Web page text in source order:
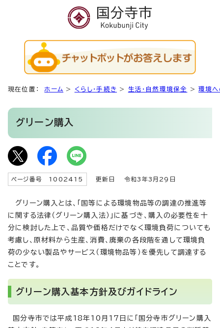
現在位置： ホーム > くらし・手続き > 生活・自然環境保全 >環境
グリーン購入
ページ番号 1002415 更新日 令和3年3月29日
グリーン購入とは、「国等による環境物品等の調達の推進等
に関する法律（グリーン購入法）」に基づき、購入の必要性を十
分に検討した上で、品質や価格だけでなく環境負荷についても
考慮し、原材料から生産、消費、廃棄の各段階を通して環境負
荷の少ない製品やサービス（環境物品等）を優先して調達する
ことです。
グリーン購入基本方針及びガイドライン
国分寺市では平成18年10月17日に「国分寺市グリーン購入